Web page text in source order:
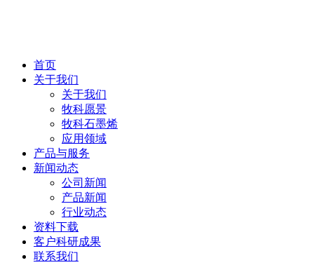
首页
关于我们
关于我们
牧科愿景
牧科石墨烯
应用领域
产品与服务
新闻动态
公司新闻
产品新闻
行业动态
资料下载
客户科研成果
联系我们